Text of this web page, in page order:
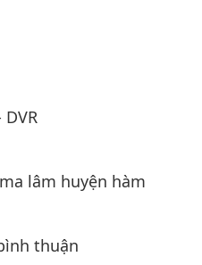
lâm huyện hàm
thuận